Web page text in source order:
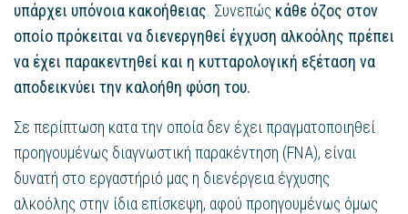
υπάρχει υπόνοια κακοήθειας . Συνεπώς κάθε όζος στον
οποίο πρόκειται να διενεργηθεί έγχυση αλκοόλης πρέπει
να έχει παρακεντηθεί και η κυτταρολογική εξέταση να
αποδεικνύει την καλοήθη φύση του.
Σε περίπτωση κατα την οποία δεν έχει πραγματοποιηθεί
προηγουμένως διαγνωστική παρακέντηση (FNA), είναι
δυνατή στο εργαστήριό μας η διενέργεια έγχυσης
αλκοόλης στην ίδια επίσκεψη, αφού προηγουμένως όμως